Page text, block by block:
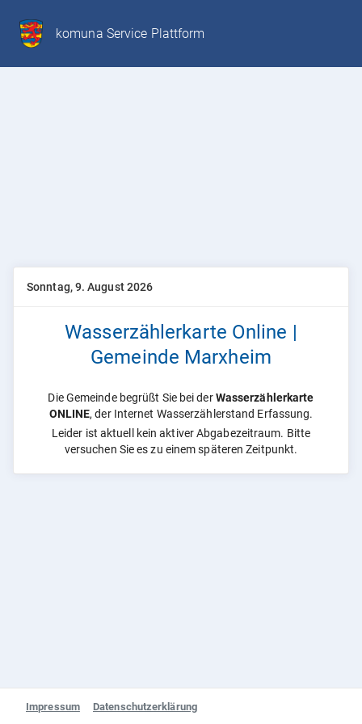
komuna Service Plattform
Sonntag, 9. August 2026
Wasserzählerkarte Online |
Gemeinde Marxheim
Die Gemeinde begrüßt Sie bei derWasserzählerkarte
ONLINE, der Internet Wasserzählerstand Erfassung.
Leider ist aktuell kein aktiver Abgabezeitraum. Bitte
versuchen Sie es zu einem späteren Zeitpunkt.
Impressum Datenschutzerklärung